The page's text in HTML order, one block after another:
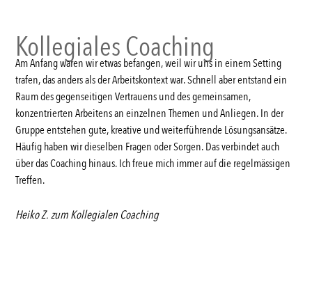
Kollegiales Coaching
Am Anfang waren wir etwas befangen, weil wir uns in einem Setting
trafen, das anders als der Arbeitskontext war. Schnell aber entstand ein
Raum des gegenseitigen Vertrauens und des gemeinsamen,
konzentrierten Arbeitens an einzelnen Themen und Anliegen. In der
Gruppe entstehen gute, kreative und weiterführende Lösungsansätze.
Häufig haben wir dieselben Fragen oder Sorgen. Das verbindet auch
über das Coaching hinaus. Ich freue mich immer auf die regelmässigen
Treffen.
Heiko Z. zum Kollegialen Coaching